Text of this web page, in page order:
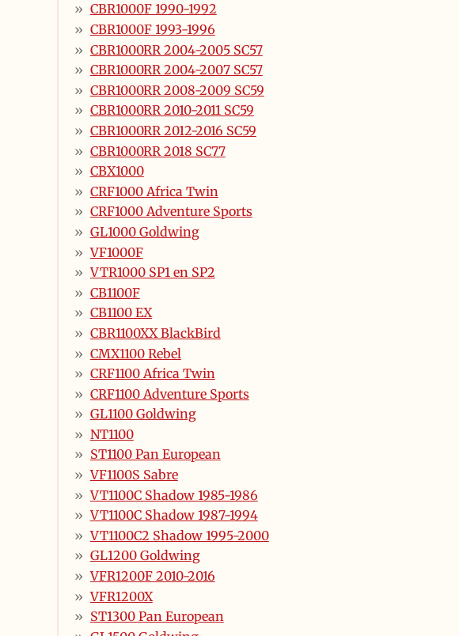
CBR1000F 1990-1992
CBR1000F 1993-1996
CBR1000RR 2004-2005 SC57
CBR1000RR 2004-2007 SC57
CBR1000RR 2008-2009 SC59
CBR1000RR 2010-2011 SC59
CBR1000RR 2012-2016 SC59
CBR1000RR 2018 SC77
CBX1000
CRF1000 Africa Twin
CRF1000 Adventure Sports
GL1000 Goldwing
VF1000F
VTR1000 SP1 en SP2
CB1100F
CB1100 EX
CBR1100XX BlackBird
CMX1100 Rebel
CRF1100 Africa Twin
CRF1100 Adventure Sports
GL1100 Goldwing
NT1100
ST1100 Pan European
VF1100S Sabre
VT1100C Shadow 1985-1986
VT1100C Shadow 1987-1994
VT1100C2 Shadow 1995-2000
GL1200 Goldwing
VFR1200F 2010-2016
VFR1200X
ST1300 Pan European